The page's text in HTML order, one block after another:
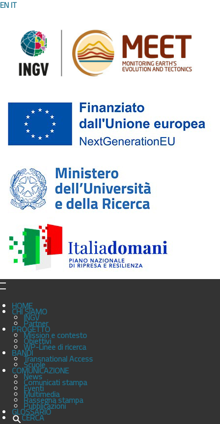
EN IT
HOME
CHI SIAMO
INGV
Partner
PROGETTO
Mission e contesto
Obiettivi
WP-Linee di ricerca
BANDITransnational Access
Scuole
COMUNICAZIONE
News
Comunicati stampa
Eventi
Multimedia
Rassegna stampa
Pubblicazioni
GLOSSARIO
CERCA